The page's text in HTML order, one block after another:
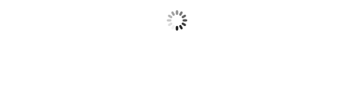
Cielo Claro